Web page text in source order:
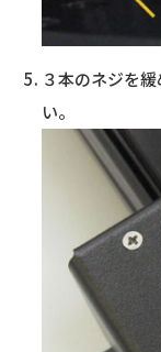
３本のネジを
い。